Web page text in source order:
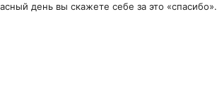
день вы скажете себе за это «спасибо».